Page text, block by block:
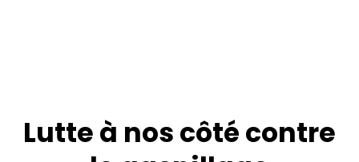
Lutte à nos côté contre